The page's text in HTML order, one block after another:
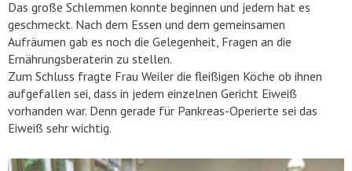
Das große Schlemmen konnte beginnen und jedem hat es
geschmeckt. Nach dem Essen und dem gemeinsamen
Aufräumen gab es noch die Gelegenheit, Fragen an die
Ernährungsberaterin zu stellen.
Zum Schluss fragte Frau Weiler die fleißigen Köche ob ihnen
aufgefallen sei, dass in jedem einzelnen Gericht Eiweiß
vorhanden war. Denn gerade für Pankreas-Operierte sei das
Eiweiß sehr wichtig.